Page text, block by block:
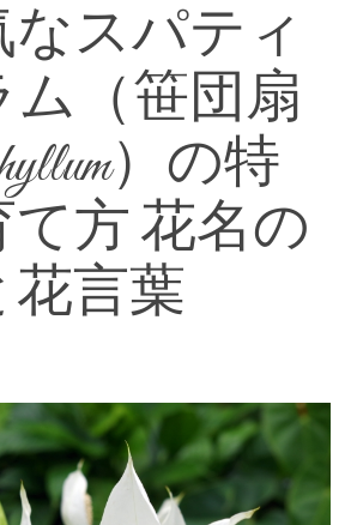
スパティ
ム（笹団扇
）の特
方 花名の
言葉